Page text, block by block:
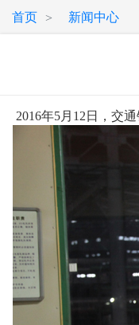
首页 > 新闻中心
2016年5月12日，交